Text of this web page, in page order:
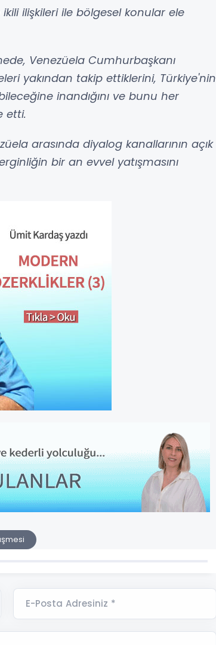
ilişkileri ile bölgesel konular ele
Venezüela Cumhurbaşkanı
yakından takip ettiklerini, Türkiye'nin
inandığını ve bunu her
etti.
arasında diyalog kanallarının açık
bir an evvel yatışmasını
E-Posta Adresiniz *